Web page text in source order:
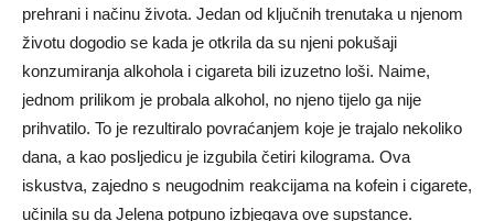
prehrani i načinu života. Jedan od ključnih trenutaka u njenom
životu dogodio se kada je otkrila da su njeni pokušaji
konzumiranja alkohola i cigareta bili izuzetno loši. Naime,
jednom prilikom je probala alkohol, no njeno tijelo ga nije
prihvatilo. To je rezultiralo povraćanjem koje je trajalo nekoliko
dana, a kao posljedicu je izgubila četiri kilograma. Ova
iskustva, zajedno s neugodnim reakcijama na kofein i cigarete,
učinila su da Jelena potpuno izbjegava ove supstance.